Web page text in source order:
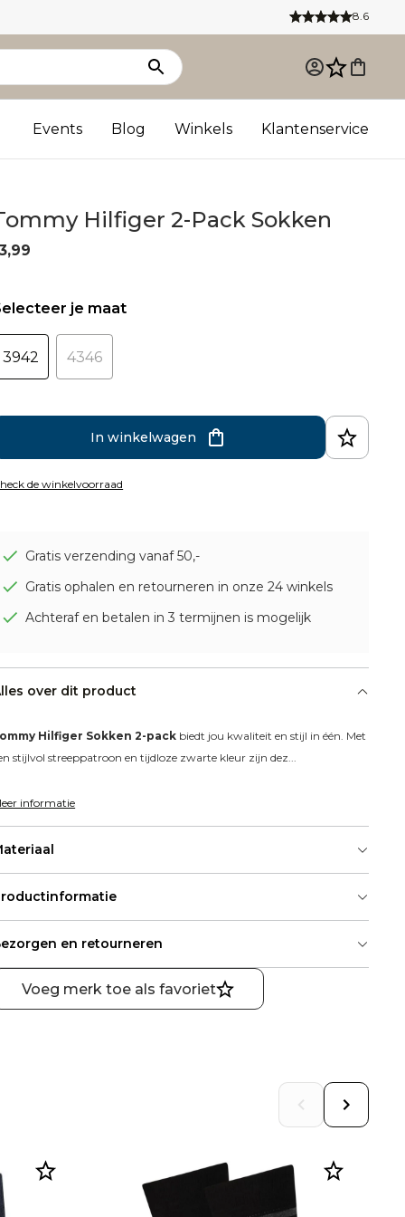
8.6
Events Blog Winkels Klantenservice
Hilfiger 2-Pack Sokken
je maat
3942 4346
In winkelwagen
de winkelvoorraad
Gratis verzending vanaf 50,-
Gratis ophalen en retourneren in onze 24 winkels
Achteraf en betalen in 3 termijnen is mogelijk
over dit product
Hilfiger Sokken 2-pack biedt jou kwaliteit en stijl in één. Met
stijlvol streeppatroon en tijdloze zwarte kleur zijn dez...
informatie
en retourneren
Voeg merk toe als favoriet